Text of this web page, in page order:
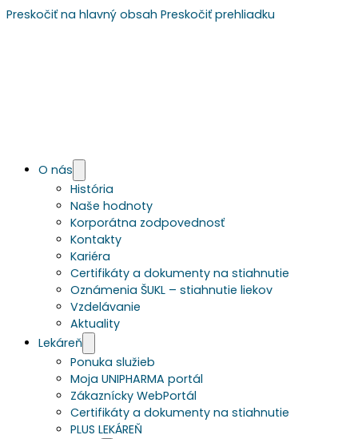
Preskočiť na hlavný obsah Preskočiť prehliadku
O nás
História
Naše hodnoty
Korporátna zodpovednosť
Kontakty
Kariéra
Certifikáty a dokumenty na stiahnutie
Oznámenia ŠUKL – stiahnutie liekov
Vzdelávanie
Aktuality
Lekáreň
Ponuka služieb
Moja UNIPHARMA portál
Zákaznícky WebPortál
Certifikáty a dokumenty na stiahnutie
PLUS LEKÁREŇ